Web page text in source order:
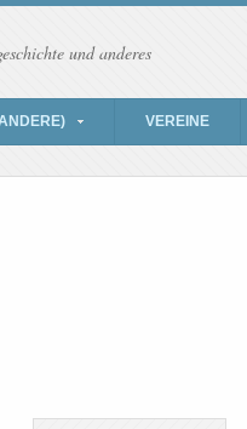
und anderes
VEREINE